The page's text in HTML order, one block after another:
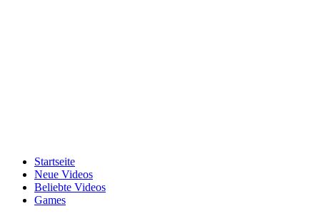
Startseite
Neue Videos
Beliebte Videos
Games